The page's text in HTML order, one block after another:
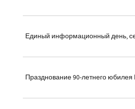
Единый информационный день,
Празднование 90-летнего юбилея